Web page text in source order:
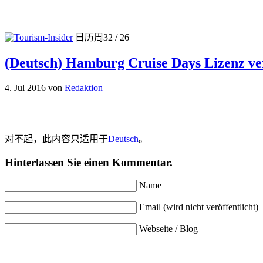
日历周32 / 26
(Deutsch) Hamburg Cruise Days Lizenz
4. Jul 2016 von Redaktion
对不起，此内容只适用于Deutsch。
Hinterlassen Sie einen Kommentar.
Name
Email (wird nicht veröffentlicht)
Webseite / Blog